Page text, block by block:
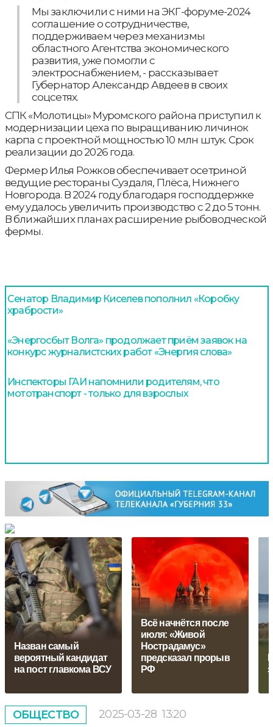
Мы заключили с ними на ЭКГ-форуме-2024
соглашение о сотрудничестве,
поддерживаем через механизмы
областного Агентства экономического
развития, уже помогли с
электроснабжением, - рассказывает
Губернатор Александр Авдеев в своих
соцсетях.
СПК «Молотицы» Муромского района приступил к
модернизации цеха по выращиванию личинок
карпа с проектной мощностью 10 млн штук. Срок
реализации до 2026 года.
Фермер Илья Рожков обеспечивает осетриной
ведущие рестораны Суздаля, Плёса, Нижнего
Новгорода. В 2024 году благодаря господдержке
ему удалось увеличить производство с 2 до 5 тонн.
В ближайших планах расширение рыбоводческой
фермы.
Сенатор Владимир Киселев пополнил «Коробку
храбрости»
«Энергосбыт Волга» продолжает приём заявок на
конкурс журналистских работ «Энергия слова»
Инспекторы ГАИ напомнили родителям, что
мототранспорт - только для взрослых
Назван самый
вероятный кандидат
на пост главкома ВСУ
Всё начнётся после
июля: «Живой
Нострадамус»
предсказал прорыв
РФ
ОБЩЕСТВО 2025-03-28 13:20